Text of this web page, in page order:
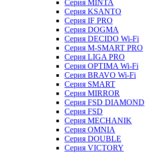
Серия MINTA
Серия KSANTO
Серия IF PRO
Серия DOGMA
Серия DECIDO Wi-Fi
Серия M-SMART PRO
Серия LIGA PRO
Серия OPTIMA Wi-Fi
Серия BRAVO Wi-Fi
Серия SMART
Серия MIRROR
Серия FSD DIAMOND
Серия FSD
Серия MECHANIK
Серия OMNIA
Серия DOUBLE
Серия VICTORY